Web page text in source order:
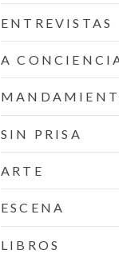
ENTREVISTAS
A
SIN PRISA
ARTE
ESCENA
LIBROS